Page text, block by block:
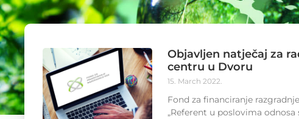
Objavljen natječaj za
centru u Dvoru
15. March 2022.
Fond za financiranje
„Referent u poslovima